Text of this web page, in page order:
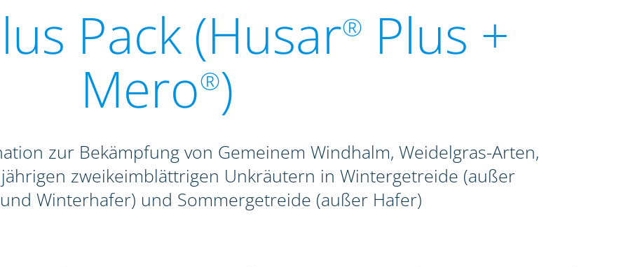
Pack (Husar® Plus +
Mero®)
zur Bekämpfung von Gemeinem Windhalm, Weidelgras-Arten,
zweikeimblättrigen Unkräutern in Wintergetreide (außer
Winterhafer) und Sommergetreide (außer Hafer)